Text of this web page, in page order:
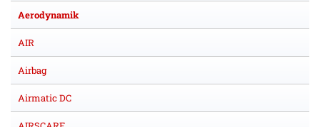
Aerodynamik
AIR
Airbag
Airmatic DC